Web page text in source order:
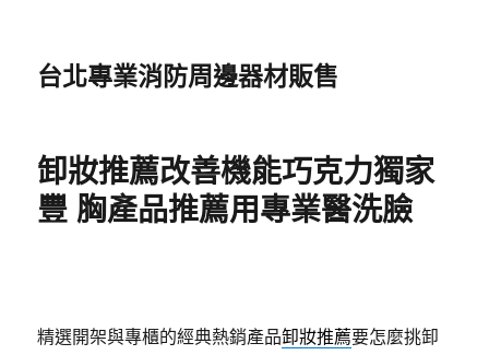
台北專業消防周邊器材販售
卸妝推薦改善機能巧克力獨家
豐 胸產品推薦用專業醫洗臉
精選開架與專櫃的經典熱銷產品卸妝推薦要怎麼挑卸